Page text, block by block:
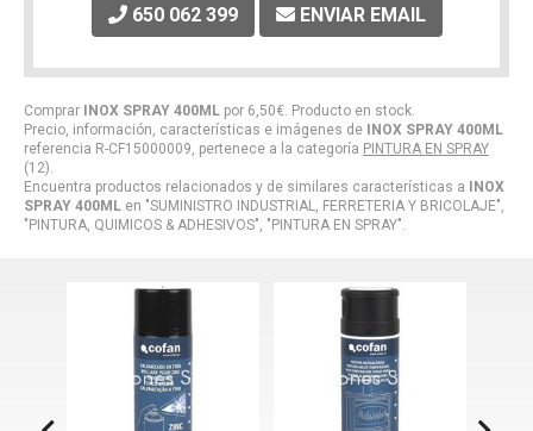
Comprar INOX SPRAY 400ML por 6,50€. Producto en stock.
Precio, información, características e imágenes de
INOX SPRAY 400ML
referencia R-CF15000009, pertenece a la categoría PINTURA EN SPRAY
(12).
Encuentra productos relacionados y de similares características a
INOX
SPRAY 400ML en "SUMINISTRO INDUSTRIAL, FERRETERIA Y BRICOLAJE",
"PINTURA, QUIMICOS & ADHESIVOS", "PINTURA EN SPRAY".
650 062 399 ENVIAR EMAIL